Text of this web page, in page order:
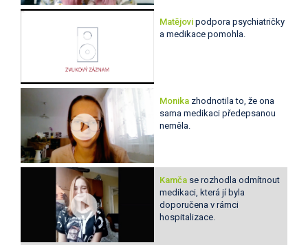
Matějovi podpora psychiatričky
a medikace pomohla.
Monikazhodnotila to, že ona
sama medikaci předepsanou
neměla.
Kamčase rozhodla odmítnout
medikaci, která jí byla
doporučena v rámci
hospitalizace.